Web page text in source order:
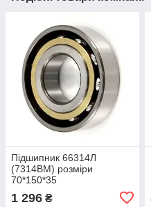
Підшипник 66314Л
(7314ВМ) розміри
70*150*35
1 296 ₴